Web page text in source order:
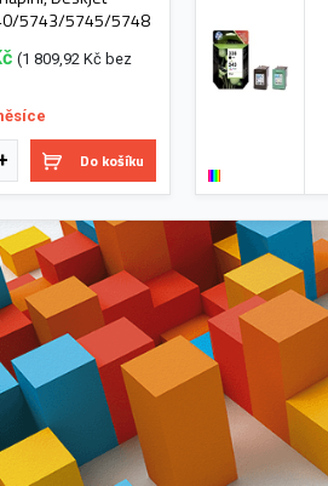
5743/5745/5748
(1 809,92 Kč bez
Do košíku